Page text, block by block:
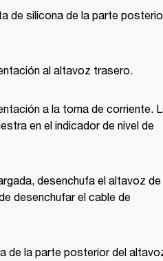
de silicona de la parte
al altavoz trasero.
a la toma de corriente.
en el indicador de nivel de
desenchufa el altavoz de
desenchufar el cable de
de la parte posterior del